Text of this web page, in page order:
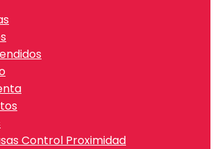
Control Proximidad